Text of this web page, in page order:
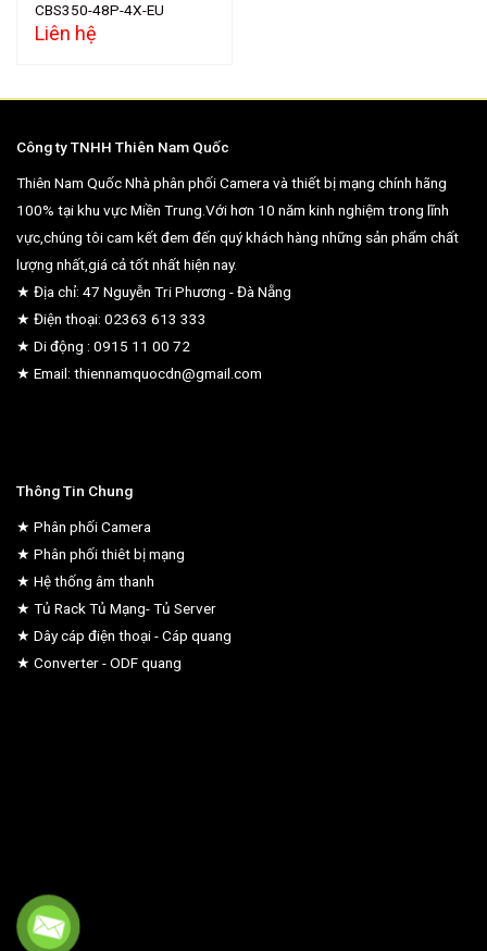
CBS350-48P-4X-EU
Liên hệ
Công ty TNHH Thiên Nam Quốc
Thiên Nam Quốc Nhà phân phối Camera và thiết bị mạng chính hãng
100% tại khu vực Miền Trung.Với hơn 10 năm kinh nghiệm trong lĩnh
vực,chúng tôi cam kết đem đến quý khách hàng những sản phẩm chất
lượng nhất,giá cả tốt nhất hiện nay.
★ Địa chỉ: 47 Nguyễn Tri Phương - Đà Nẵng
★ Điện thoại: 02363 613 333
★ Di động : 0915 11 00 72
★ Email: thiennamquocdn@gmail.com
Thông Tin Chung
★ Phân phối Camera
★ Phân phối thiêt bị mạng
★ Hệ thống âm thanh
★ Tủ Rack Tủ Mạng- Tủ Server
★ Dây cáp điện thoại - Cáp quang
★ Converter - ODF quang